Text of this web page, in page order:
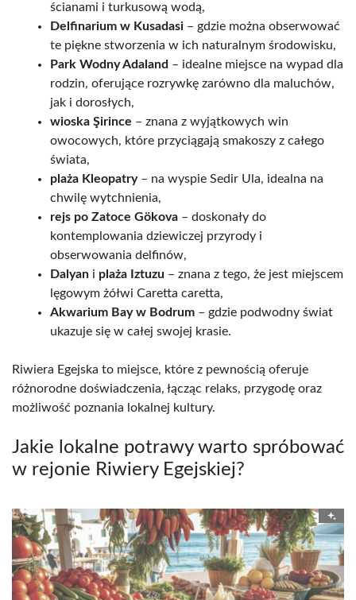
ścianami i turkusową wodą,
Delfinarium w Kusadasi – gdzie można obserwować
te piękne stworzenia w ich naturalnym środowisku,
Park Wodny Adaland – idealne miejsce na wypad dla
rodzin, oferujące rozrywkę zarówno dla maluchów,
jak i dorosłych,
wioska Şirince – znana z wyjątkowych win
owocowych, które przyciągają smakoszy z całego
świata,
plaża Kleopatry– na wyspie Sedir Ula, idealna na
chwilę wytchnienia,
rejs po Zatoce Gökova – doskonały do
kontemplowania dziewiczej przyrody i
obserwowania delfinów,
Dalyan i plaża Iztuzu – znana z tego, że jest miejscem
lęgowym żółwi Caretta caretta,
Akwarium Bay w Bodrum – gdzie podwodny świat
ukazuje się w całej swojej krasie.
Riwiera Egejska to miejsce, które z pewnością oferuje
różnorodne doświadczenia, łącząc relaks, przygodę oraz
możliwość poznania lokalnej kultury.
Jakie lokalne potrawy warto spróbować
w rejonie Riwiery Egejskiej?